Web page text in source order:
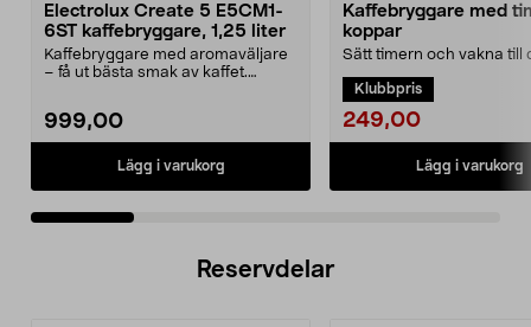
Electrolux Create 5 E5CM1-
6ST kaffebryggare, 1,25 liter
Kaffebryggare med aromaväljare
– få ut bästa smak av kaffet.
999,00
Lägg i varukorg
Kaffebryggare med
koppar
Sätt timern och vakna till
10 koppar...
Klubbpris
249,00
Lägg i varukorg
Reservdelar